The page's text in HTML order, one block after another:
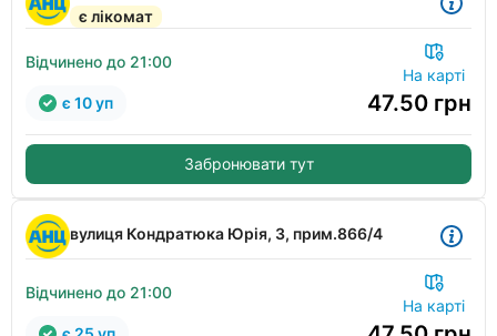
є лікомат
Відчинено до 21:00
На карті
47.50 грн
є 10 уп
Забронювати тут
вулиця Кондратюка Юрія, 3, прим.866/4
Відчинено до 21:00
На карті